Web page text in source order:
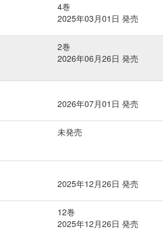
4巻
2025年03月01日 発売
2巻
2026年06月26日 発売
2026年07月01日 発売
未発売
2025年12月26日 発売
12巻
2025年12月26日 発売